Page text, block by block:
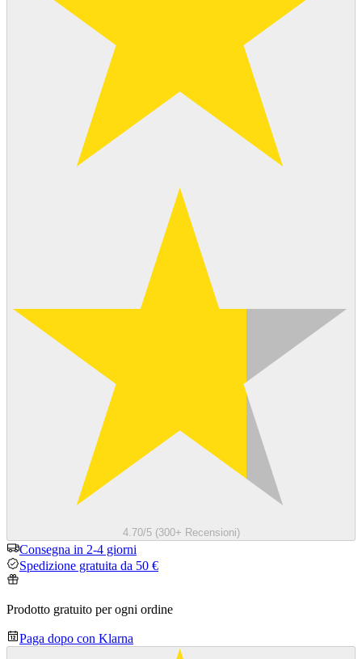
4.70/5 (300+ Recensioni)
Consegna in 2-4 giorni
Spedizione gratuita da 50 €
Prodotto gratuito per ogni ordine
Paga dopo con Klarna